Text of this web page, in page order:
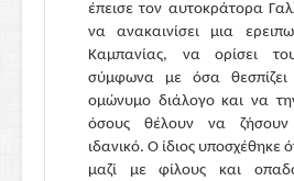
έπεισε τον αυτοκράτορα
να ανακαινίσει μια
Καμπανίας, να ορίσει
σύμφωνα με όσα
ομώνυμο διάλογο και να
όσους θέλουν να ζήσουν
ιδανικό. Ο ίδιος υποσχέθηκε
μαζί με φίλους και